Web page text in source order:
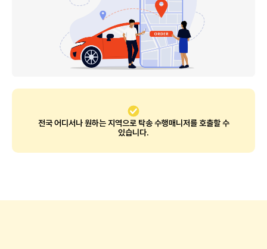
전국 어디서나 원하는 지역으로 탁송 수행매니저를 호출할 수
있습니다.